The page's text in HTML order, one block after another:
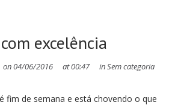
excelência
on04/06/2016 at00:47 inSem categoria
fim de semana e está chovendo o que